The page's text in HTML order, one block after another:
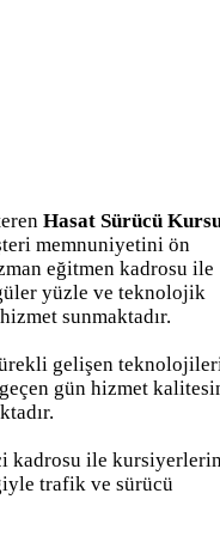
Hasat Sürücü
memnuniyetini ön
eğitmen kadrosu ile
yüzle ve teknolojik
sunmaktadır.
gelişen
gün hizmet
kadrosu ile
trafik ve sürücü